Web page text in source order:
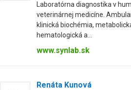
Laboratórna diagnostika v
veterinárnej medicíne.
klinická biochémia,
hematologická a...
www.synlab.sk
Renáta Kunová